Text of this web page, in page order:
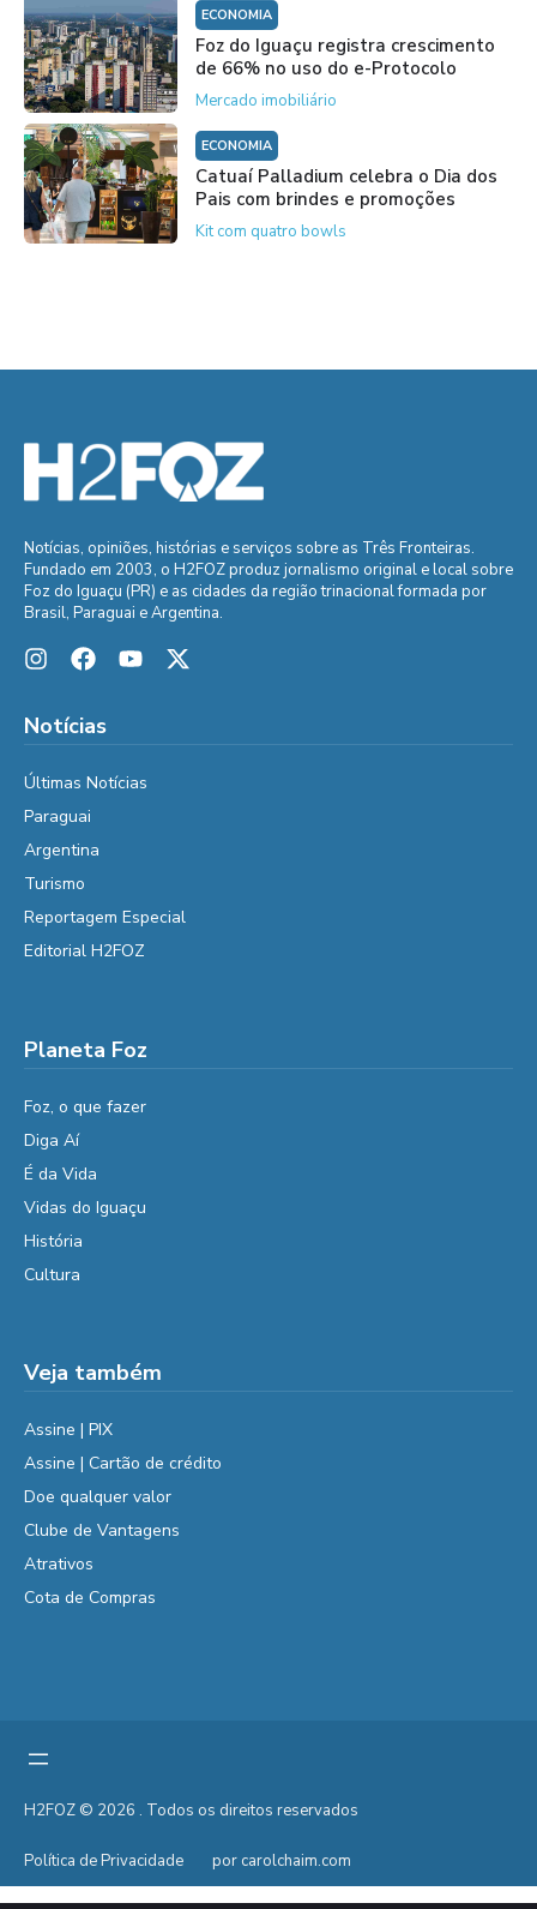
ECONOMIA
Foz do Iguaçu registra crescimento
de 66% no uso do e-Protocolo
Mercado imobiliário
ECONOMIA
Catuaí Palladium celebra o Dia dos
Pais com brindes e promoções
Kit com quatro bowls
Notícias, opiniões, histórias e serviços sobre as Três Fronteiras.
Fundado em 2003, o H2FOZ produz jornalismo original e local sobre
Foz do Iguaçu (PR) e as cidades da região trinacional formada por
Brasil, Paraguai e Argentina.
Notícias
Últimas Notícias
Paraguai
Argentina
Turismo
Reportagem Especial
Editorial H2FOZ
Planeta Foz
Foz, o que fazer
Diga Aí
É da Vida
Vidas do Iguaçu
História
Cultura
Veja também
Assine | PIX
Assine | Cartão de crédito
Doe qualquer valor
Clube de Vantagens
Atrativos
Cota de Compras
H2FOZ © 2026 . Todos os direitos reservados
Política de Privacidade por carolchaim.com